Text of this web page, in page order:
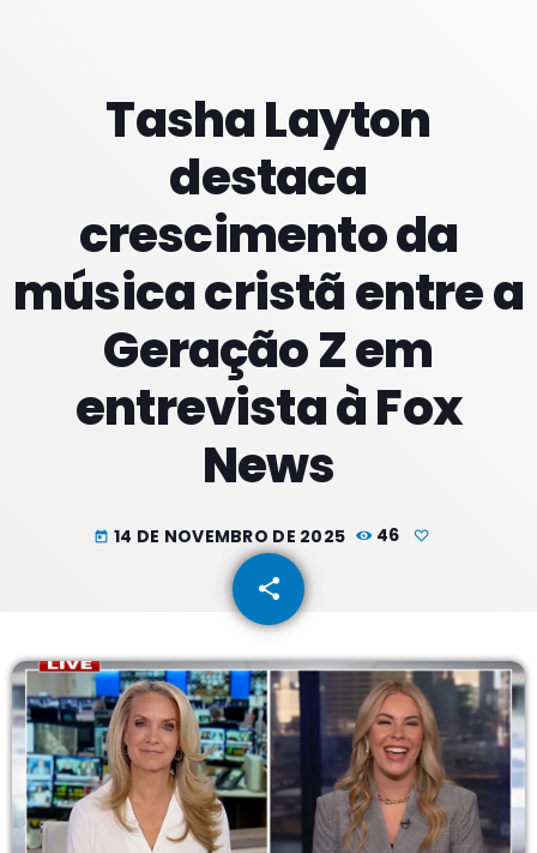
Tasha Layton
destaca
crescimento da
música cristã entre a
Geração Z em
entrevista à Fox
News
today 14 DE NOVEMBRO DE 2025 46
share
email